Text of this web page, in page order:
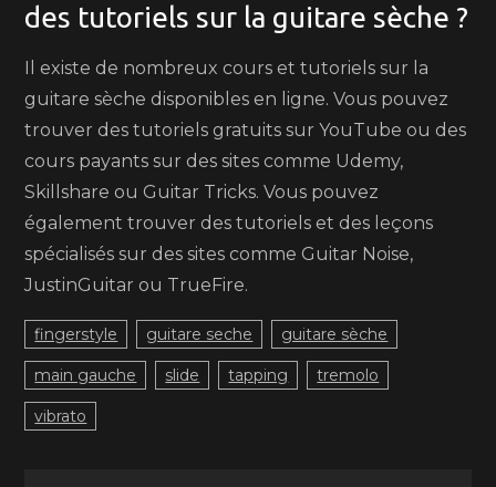
des tutoriels sur la guitare sèche ?
Il existe de nombreux cours et tutoriels sur la
guitare sèche disponibles en ligne. Vous pouvez
trouver des tutoriels gratuits sur YouTube ou des
cours payants sur des sites comme Udemy,
Skillshare ou Guitar Tricks. Vous pouvez
également trouver des tutoriels et des leçons
spécialisés sur des sites comme Guitar Noise,
JustinGuitar ou TrueFire.
fingerstyle guitare seche guitare sèche
main gauche slide tapping tremolo
vibrato